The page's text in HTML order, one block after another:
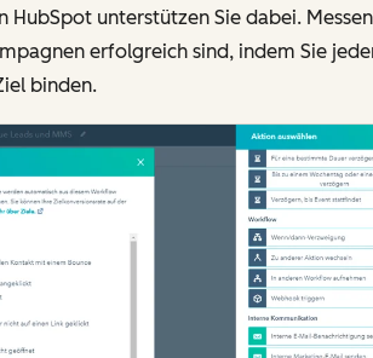
HubSpot unterstützen Sie dabei.
erfolgreich sind, indem Sie
binden.